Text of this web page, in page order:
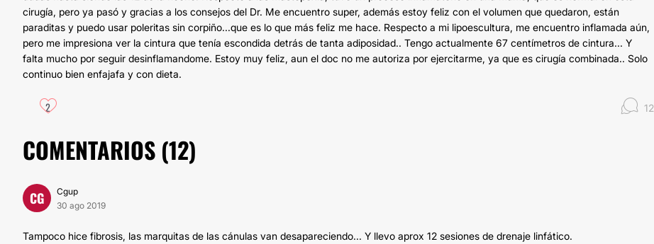
cirugía, pero ya pasó y gracias a los consejos del Dr. Me encuentro super, además estoy feliz con el volumen que quedaron, están
paraditas y puedo usar poleritas sin corpiño...que es lo que más feliz me hace. Respecto a mi lipoescultura, me encuentro inflamada aún,
pero me impresiona ver la cintura que tenía escondida detrás de tanta adiposidad.. Tengo actualmente 67 centímetros de cintura... Y
falta mucho por seguir desinflamandome. Estoy muy feliz, aun el doc no me autoriza por ejercitarme, ya que es cirugía combinada.. Solo
continuo bien enfajafa y con dieta.
2 12
COMENTARIOS (12)
CG
Cgup
30 ago 2019
Tampoco hice fibrosis, las marquitas de las cánulas van desapareciendo... Y llevo aprox 12 sesiones de drenaje linfático.